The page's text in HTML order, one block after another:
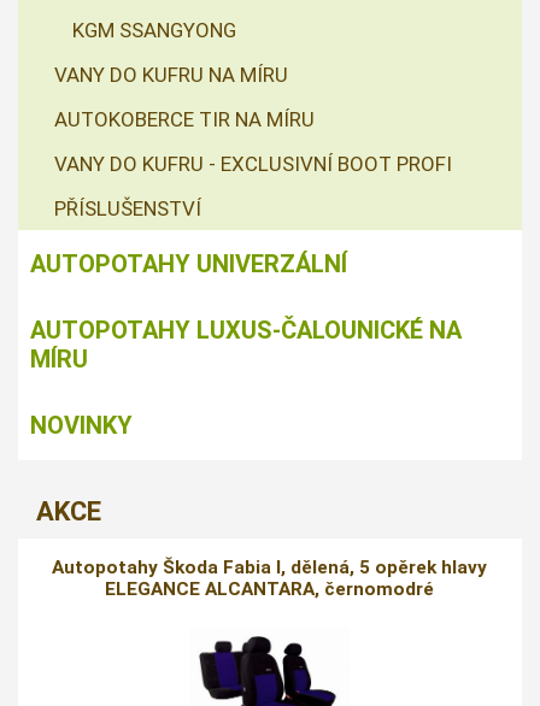
KGM SSANGYONG
VANY DO KUFRU NA MÍRU
AUTOKOBERCE TIR NA MÍRU
VANY DO KUFRU - EXCLUSIVNÍ BOOT PROFI
PŘÍSLUŠENSTVÍ
AUTOPOTAHY UNIVERZÁLNÍ
AUTOPOTAHY LUXUS-ČALOUNICKÉ NA
MÍRU
NOVINKY
AKCE
Autopotahy Škoda Fabia I, dělená, 5 opěrek hlavy
ELEGANCE ALCANTARA, černomodré